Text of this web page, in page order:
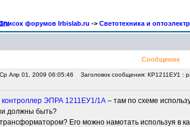
форумов Irbislab.ru -> Светотехника и
Сообщение
Апр 01, 2009 06:05:46
Заголовок сообщения: КР1211ЕУ1 :
контроллер ЭПРА 1211ЕУ1/1А– там по схеме
должны быть?
трансформатором? Его можно намотать используя в